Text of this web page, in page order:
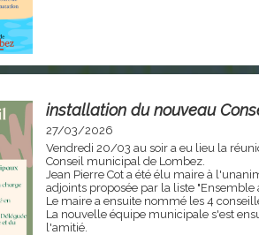
installation du nouveau
27/03/2026
Vendredi 20/03 au soir a eu lieu la
Conseil municipal de Lombez.
Jean Pierre Cot a été élu maire à
adjoints proposée par la liste "Ensemble
Le maire a ensuite nommé les 4
La nouvelle équipe municipale s'est
l'amitié.